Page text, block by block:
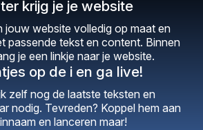
krijg je je website
jouw website volledig op maat en
passende tekst en content. Binnen
je een linkje naar je website.
op de i en ga live!
zelf nog de laatste teksten en
nodig. Tevreden? Koppel hem aan
en lanceren maar!